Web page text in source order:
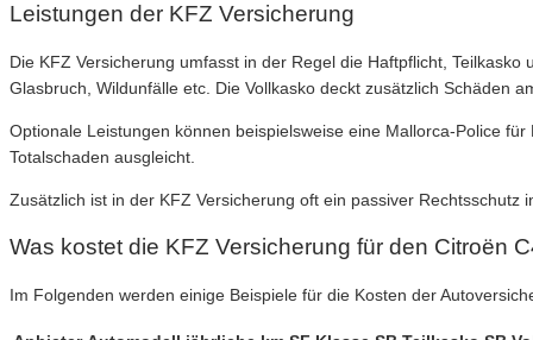
Leistungen der KFZ Versicherung
Die KFZ Versicherung umfasst in der Regel die Haftpflicht,
Glasbruch, Wildunfälle etc. Die Vollkasko deckt zusätzlich Schäden
Optionale Leistungen können beispielsweise eine Mallorca-Police
Totalschaden ausgleicht.
Zusätzlich ist in der KFZ Versicherung oft ein passiver
Was kostet die KFZ Versicherung für den Citroën
Im Folgenden werden einige Beispiele für die Kosten der